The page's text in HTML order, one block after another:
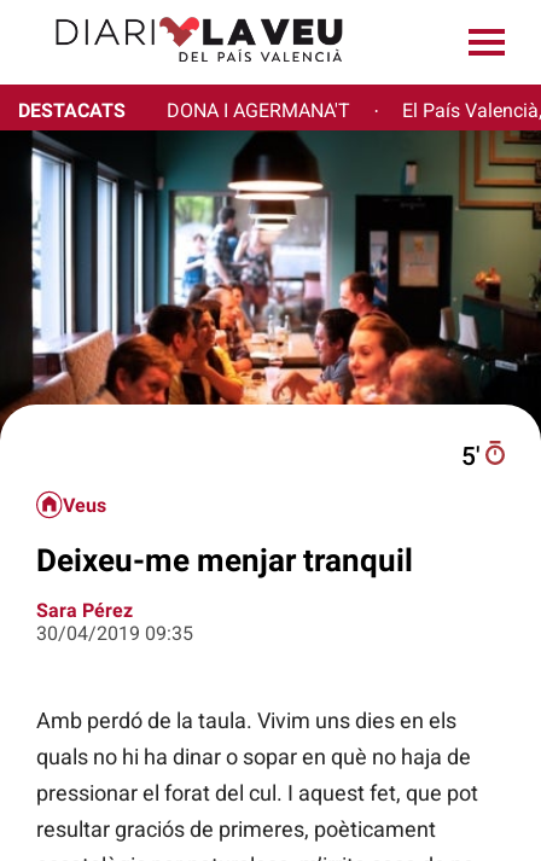
DESTACATS DONA I AGERMANA'T · El País
5′
Veus
Deixeu-me menjar tranquil
Sara Pérez
30/04/2019 09:35
Amb perdó de la taula. Vivim uns dies en els
quals no hi ha dinar o sopar en què no haja de
pressionar el forat del cul. I aquest fet, que pot
resultar graciós de primeres, poèticament